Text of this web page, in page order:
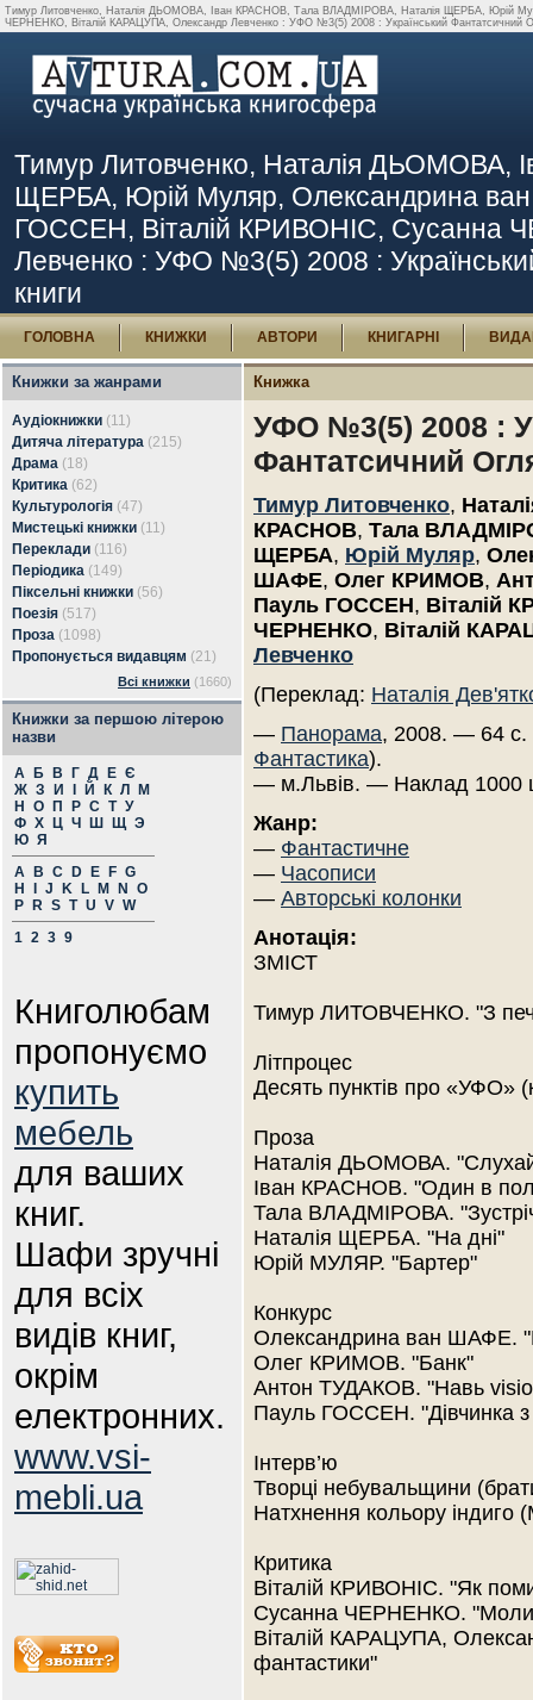
Тимур Литовченко, Наталія ДЬОМОВА, Іван КРАСНОВ, Тала ВЛАДМІРОВА, Наталія ЩЕРБА, Юрій
ЧЕРНЕНКО, Віталій КАРАЦУПА, Олександр Левченко : УФО №3(5) 2008 : Український Фантатсичний
Тимур Литовченко, Наталія ДЬОМОВА,
ЩЕРБА, Юрій Муляр, Олександрина
ГОССЕН, Віталій КРИВОНІС, Сусанна
Левченко : УФО №3(5) 2008 :
книги
ГОЛОВНА КНИЖКИ АВТОРИ КНИГАРНІ
Книжки за жанрами
Аудіокнижки (11)
Дитяча література (215)
Драма (18)
Критика (62)
Культурологія (47)
Мистецькі книжки (11)
Переклади (116)
Періодика (149)
Піксельні книжки (56)
Поезія (517)
Проза (1098)
Пропонується видавцям (21)
Всі книжки (1660)
Книжки за першою літерою
назви
А Б В Г Д Е Є
Ж З И Й К Л
М
Н
О П Р С Т У
Ф Х Ц Ч Ш Щ Э
Ю Я
A
B C D E F G
H
J K L M N
O
P
R S T U V W
1 2 3 9
Книголюбам
пропонуємо
купить
мебель
для ваших
книг.
Шафи зручні
для всіх
видів книг,
окрім
електронних.
www.vsi-
mebli.ua
Книжка
УФО №3(5) 2008 :
Фантатсичний
Тимур Литовченко,
КРАСНОВ, Тала
ЩЕРБА, Юрій Муляр,
ШАФЕ, Олег КРИМОВ,
Пауль ГОССЕН, Віталій
ЧЕРНЕНКО, Віталій
Левченко
(Переклад: Наталія
— Панорама, 2008. — 64
Фантастика).
— м.Львів. — Наклад 1000
Жанр:
— Фантастичне
— Часописи
— Авторські колонки
Анотація:
ЗМІСТ
Тимур ЛИТОВЧЕНКО. "З
Літпроцес
Десять пунктів про «УФО»
Проза
Наталія ДЬОМОВА.
Іван КРАСНОВ. "Один в
Тала ВЛАДМІРОВА.
Наталія ЩЕРБА. "На дні"
Юрій МУЛЯР. "Бартер"
Конкурс
Олександрина ван ШАФЕ.
Олег КРИМОВ. "Банк"
Антон ТУДАКОВ. "Навь
Пауль ГОССЕН. "Дівчинка
Інтерв’ю
Творці небувальщини
Натхнення кольору індиго
Критика
Віталій КРИВОНІС. "Як
Сусанна ЧЕРНЕНКО.
Віталій КАРАЦУПА,
фантастики"